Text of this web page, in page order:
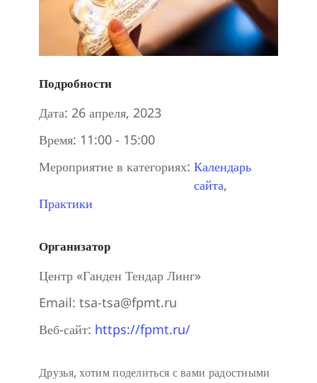
Подробности
Дата: 26 апреля, 2023
Время: 11:00 - 15:00
Мероприятие в категориях: Календарь
сайта,
Практики
Организатор
Центр «Ганден Тендар Линг»
Email: tsa-tsa@fpmt.ru
Веб-сайт: https://fpmt.ru/
Друзья, хотим поделиться с вами радостными